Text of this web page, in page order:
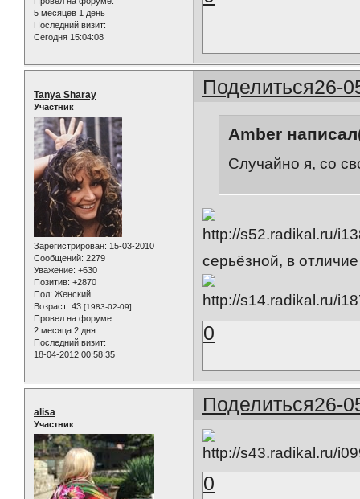
5 месяцев 1 день
Последний визит:
Сегодня 15:04:08
Поделиться26-
Tanya Sharay
Участник
Зарегистрирован: 15-03-2010
Сообщений: 2279
Уважение: +630
Позитив: +2870
Пол: Женский
Возраст: 43 [1983-02-09]
Провел на форуме:
2 месяца 2 дня
Последний визит:
18-04-2012 00:58:35
Amber
Случайно я, со
серьёзной, в
0
Поделиться26-
alisa
Участник
0